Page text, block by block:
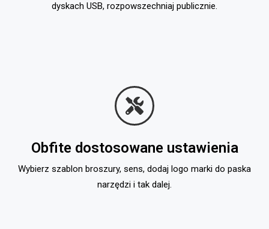
dyskach USB, rozpowszechniaj publicznie.
Obfite dostosowane ustawienia
Wybierz szablon broszury, sens, dodaj logo marki do paska
narzędzi i tak dalej.